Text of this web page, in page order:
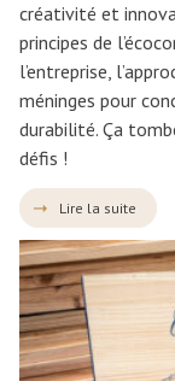
créativité et
principes de
l’entreprise,
méninges pour
durabilité. Ça
défis !
Lire la suite